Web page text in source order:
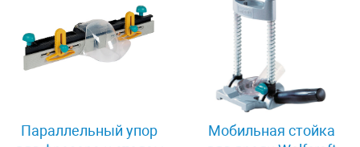
Параллельный упор
Мобильная стойка